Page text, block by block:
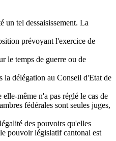
un tel dessaisissement. La
prévoyant l'exercice de
le temps de guerre ou de
la délégation au Conseil d'Etat de
même n'a pas réglé le cas de
fédérales sont seules juges,
des pouvoirs qu'elles
pouvoir législatif cantonal est